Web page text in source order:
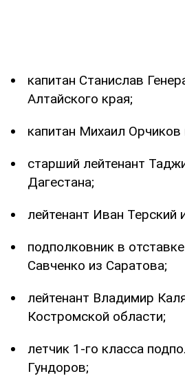
капитан Станислав
Алтайского края;
капитан Михаил
старший лейтенант
Дагестана;
лейтенант Иван Терский
подполковник в
Савченко из Саратова;
лейтенант Владимир
Костромской области;
летчик 1-го класса
Гундоров;